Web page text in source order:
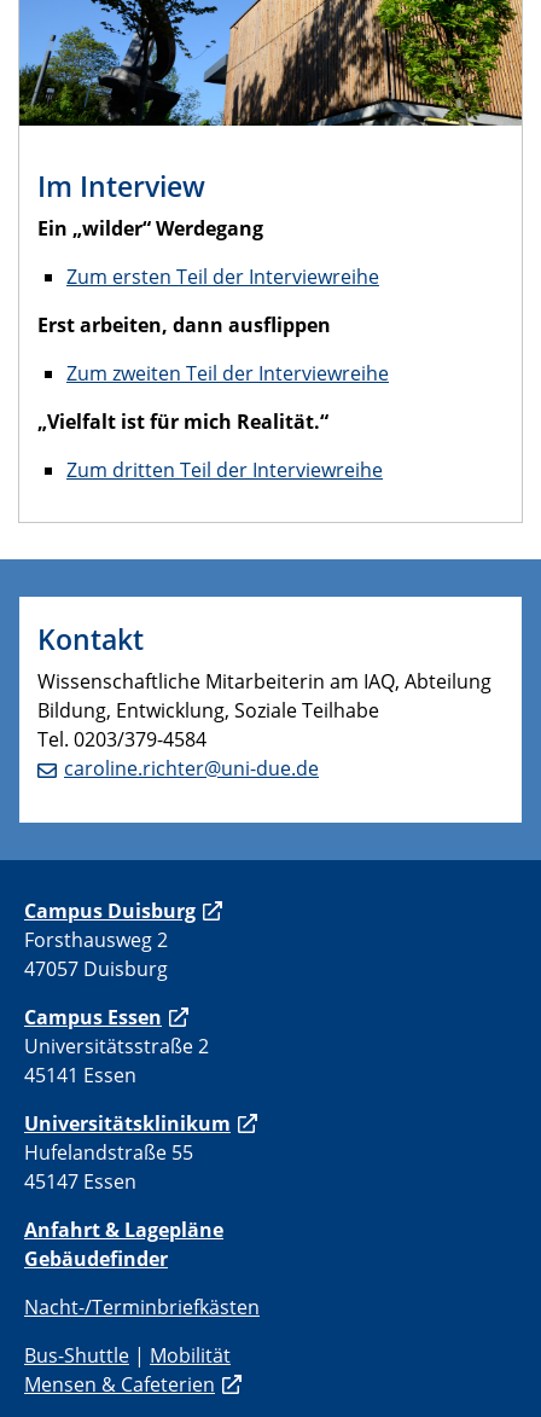
Im Interview
Ein „wilder“ Werdegang
Zum ersten Teil der Interviewreihe
Erst arbeiten, dann ausflippen
Zum zweiten Teil der Interviewreihe
„Vielfalt ist für mich Realität.“
Zum dritten Teil der Interviewreihe
Kontakt
Wissenschaftliche Mitarbeiterin am IAQ, Abteilung
Bildung, Entwicklung, Soziale Teilhabe
Tel. 0203/379-4584
caroline.richter@uni-due.de
Campus Duisburg
Forsthausweg 2
47057 Duisburg
Campus Essen
Universitätsstraße 2
45141 Essen
Universitätsklinikum
Hufelandstraße 55
45147 Essen
Anfahrt & Lagepläne
Gebäudefinder
Nacht-/Terminbriefkästen
Bus-Shuttle | Mobilität
Mensen & Cafeterien